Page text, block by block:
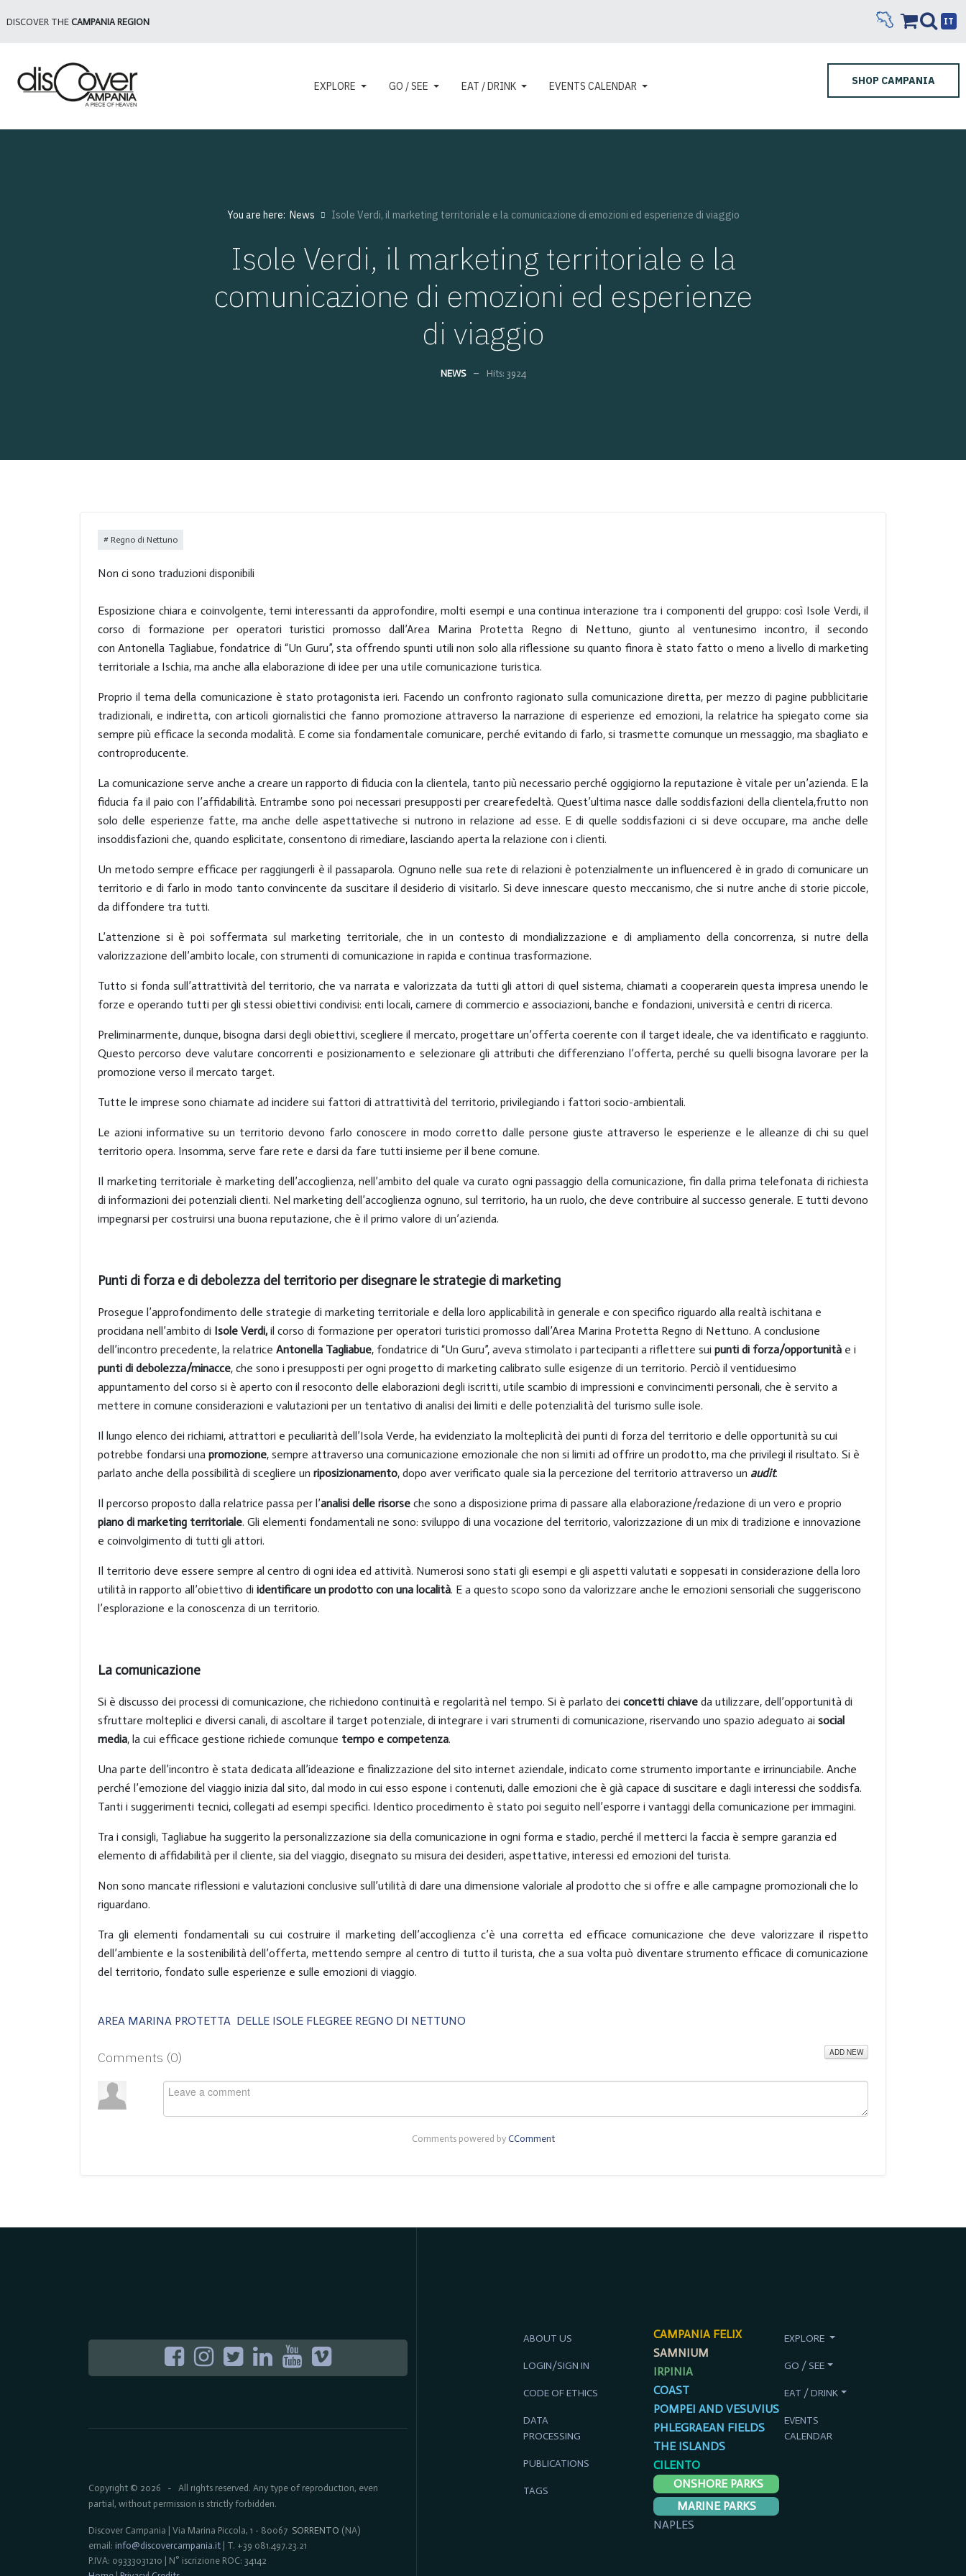
DISCOVER THE CAMPANIA REGION IT
EXPLORE GO / SEE EAT / DRINK EVENTS CALENDAR SHOP CAMPANIA
You are here: News Isole Verdi, il marketing territoriale e la comunicazione di emozioni ed esperienze di viaggio
Isole Verdi, il marketing territoriale e la
comunicazione di emozioni ed esperienze
di viaggio
NEWS Hits: 3924
Regno di Nettuno
Non ci sono traduzioni disponibili
Esposizione chiara e coinvolgente, temi interessanti da approfondire, molti esempi e una continua interazione tra i componenti del gruppo: così Isole Verdi, il
corso di formazione per operatori turistici promosso dall’Area Marina Protetta Regno di Nettuno, giunto al ventunesimo incontro, il secondo
conAntonella Tagliabue, fondatrice di “Un Guru”, sta offrendo spunti utili non solo alla riflessione su quanto finora è stato fatto o meno a livello di marketing
territoriale a Ischia, ma anche alla elaborazione di idee per una utile comunicazione turistica.
Proprio il tema della comunicazione è stato protagonista ieri. Facendo un confronto ragionato sullacomunicazione diretta, per mezzo di pagine pubblicitarie
tradizionali, eindiretta, con articoli giornalistici che fanno promozione attraverso la narrazione di esperienze ed emozioni, la relatrice ha spiegato comesia
sempre più efficace la seconda modalità. E come sia fondamentale comunicare, perché evitando di farlo, si trasmette comunque un messaggio, ma sbagliato e
controproducente.
La comunicazione serve anche a creare un rapporto di fiducia con la clientela, tanto più necessario perché oggigiorno la reputazione è vitale per un’azienda. E la
fiducia fa il paio con l’affidabilità. Entrambe sono poi necessari presupposti per crearefedeltà. Quest’ultima nasce dallesoddisfazioni della clientela,frutto non
solo delle esperienze fatte, ma anche delleaspettativeche si nutrono in relazione ad esse. E di quelle soddisfazioni ci si deve occupare, ma anche delle
insoddisfazioni che, quando esplicitate, consentono di rimediare, lasciando aperta la relazione con i clienti.
Un metodo sempre efficace per raggiungerli è il passaparola. Ognuno nelle sua rete di relazioni è potenzialmente uninfluencered è in grado di comunicare un
territorio e di farlo in modo tanto convincente da suscitare il desiderio di visitarlo. Si deve innescare questo meccanismo, che si nutre anche di storie piccole,
da diffondere tra tutti.
L’attenzione si è poi soffermata sulmarketing territoriale,che in un contesto di mondializzazione e di ampliamento della concorrenza, si nutre della
valorizzazione dell’ambito locale, con strumenti di comunicazione in rapida e continua trasformazione.
Tutto si fonda sull’attrattività del territorio,che va narrata e valorizzata da tutti gli attori di quel sistema, chiamati a cooperarein questa impresa unendo le
forze e operando tutti per gli stessi obiettivi condivisi: enti locali, camere di commercio e associazioni, banche e fondazioni, università e centri di ricerca.
Preliminarmente, dunque, bisogna darsi degli obiettivi, scegliere il mercato, progettare un’offerta coerente con il target ideale, che va identificato e raggiunto.
Questo percorso deve valutare concorrenti e posizionamento e selezionare gli attributi chedifferenziano l’offerta, perché su quelli bisogna lavorare per la
promozione verso il mercato target.
Tutte le imprese sono chiamate ad incidere sui fattori di attrattività del territorio, privilegiando i fattori socio-ambientali.
Le azioni informative su un territorio devono farlo conoscere in modo corretto dalle persone giuste attraverso le esperienze e le alleanze di chi su quel
territorio opera. Insomma, serve fare rete e darsi da fare tutti insieme per il bene comune.
Il marketing territoriale è marketing dell’accoglienza, nell’ambito del quale va curato ogni passaggio della comunicazione, fin dalla prima telefonata di richiesta
di informazioni dei potenziali clienti. Nel marketing dell’accoglienzaognuno, sul territorio, ha un ruolo, che deve contribuire al successo generale. E tutti devono
impegnarsi per costruirsi una buona reputazione, che è il primo valore di un’azienda.
Punti di forza e di debolezza del territorio per disegnare le strategie di marketing
Prosegue l’approfondimento delle strategie di marketing territoriale e della loro applicabilità in generale e con specifico riguardo alla realtà ischitana e
procidana nell’ambito di Isole Verdi, il corso di formazione per operatori turistici promosso dall’Area Marina Protetta Regno di Nettuno. A conclusione
dell’incontro precedente, la relatrice Antonella Tagliabue, fondatrice di “Un Guru”, aveva stimolato i partecipanti a riflettere sui punti di forza/opportunità e i
punti di debolezza/minacce, che sono i presupposti per ogni progetto di marketing calibrato sulle esigenze di un territorio. Perciò il ventiduesimo
appuntamento del corso si è aperto con il resoconto delle elaborazioni degli iscritti, utile scambio di impressioni e convincimenti personali, che è servito a
mettere in comune considerazioni e valutazioni per un tentativo di analisi dei limiti e delle potenzialità del turismo sulle isole.
Il lungo elenco dei richiami, attrattori e peculiarità dell’Isola Verde, ha evidenziato la molteplicità dei punti di forza del territorio e delle opportunità su cui
potrebbe fondarsi una promozione, sempre attraverso una comunicazione emozionale che non si limiti ad offrire un prodotto, ma che privilegi il risultato. Si è
parlato anche della possibilità di scegliere un riposizionamento, dopo aver verificato quale sia la percezione del territorio attraverso un audit.
Il percorso proposto dalla relatrice passa per l’analisi delle risorse che sono a disposizione prima di passare alla elaborazione/redazione di un vero e proprio
piano di marketing territoriale. Gli elementi fondamentali ne sono: sviluppo di una vocazione del territorio, valorizzazione di un mix di tradizione e innovazione
e coinvolgimento di tutti gli attori.
Il territorio deve essere sempre al centro di ogni idea ed attività. Numerosi sono stati gli esempi e gli aspetti valutati e soppesati in considerazione della loro
utilità in rapporto all’obiettivo di identificare un prodotto con una località. E a questo scopo sono da valorizzare anche le emozioni sensoriali che suggeriscono
l’esplorazione e la conoscenza di un territorio.
La comunicazione
Si è discusso dei processi di comunicazione, che richiedono continuità e regolarità nel tempo. Si è parlato dei concetti chiave da utilizzare, dell’opportunità di
sfruttare molteplici e diversi canali, di ascoltare il target potenziale, di integrare i vari strumenti di comunicazione, riservando uno spazio adeguato ai social
media, la cui efficace gestione richiede comunque tempo e competenza.
Una parte dell’incontro è stata dedicata all’ideazione e finalizzazione del sito internet aziendale, indicato come strumento importante e irrinunciabile. Anche
perché l’emozione del viaggio inizia dal sito, dal modo in cui esso espone i contenuti, dalle emozioni che è già capace di suscitare e dagli interessi che soddisfa.
Tanti i suggerimenti tecnici, collegati ad esempi specifici. Identico procedimento è stato poi seguito nell’esporre i vantaggi della comunicazione per immagini.
Tra i consigli, Tagliabue ha suggerito la personalizzazione sia della comunicazione in ogni forma e stadio, perché il metterci la faccia è sempre garanzia ed
elemento di affidabilità per il cliente, sia del viaggio, disegnato su misura dei desideri, aspettative, interessi ed emozioni del turista.
Non sono mancate riflessioni e valutazioni conclusive sull’utilità di dare una dimensione valoriale al prodotto che si offre e alle campagne promozionali che lo
riguardano.
Tra gli elementi fondamentali su cui costruire il marketing dell’accoglienza c’è una corretta ed efficace comunicazione che deve valorizzare il rispetto
dell’ambiente e la sostenibilità dell’offerta, mettendo sempre al centro di tutto il turista, che a sua volta può diventare strumento efficace di comunicazione
del territorio, fondato sulle esperienze e sulle emozioni di viaggio.
AREA MARINA PROTETTA DELLE ISOLE FLEGREE REGNO DI NETTUNO
Comments (0) ADD NEW
Comments powered by CComment
Copyright © 2026 - All rights reserved. Any type of reproduction, even
partial, without permission is strictly forbidden.
Discover Campania | Via Marina Piccola, 1 - 80067 SORRENTO (NA)
email: info@discovercampania.it | T. +39 081.497.23.21
P.IVA: 09333031210 | N° iscrizione ROC: 34142
ABOUT US
LOGIN/SIGN IN
CODE OF ETHICS
DATA
PROCESSING
PUBLICATIONS
TAGS
CAMPANIA FELIX
SAMNIUM
IRPINIA
COAST
POMPEI AND VESUVIUS
PHLEGRAEAN FIELDS
THE ISLANDS
CILENTO
ONSHORE PARKS
MARINE PARKS
NAPLES
EXPLORE
GO / SEE
EAT / DRINK
EVENTS
CALENDAR